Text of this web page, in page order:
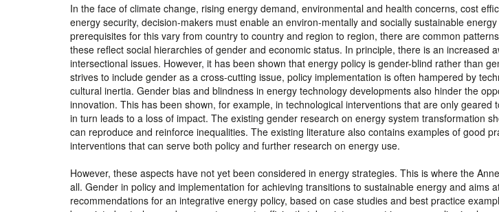
In the face of climate change, rising energy demand, environmental and health concerns, cost
energy security, decision-makers must enable an environ-mentally and socially sustainable
prerequisites for this vary from country to country and region to region, there are common
these reflect social hierarchies of gender and economic status. In principle, there is an increased
intersectional issues. However, it has been shown that energy policy is gender-blind rather than
strives to include gender as a cross-cutting issue, policy implementation is often hampered by
cultural inertia. Gender bias and blindness in energy technology developments also hinder the
innovation. This has been shown, for example, in technological interventions that are only geared
in turn leads to a loss of impact. The existing gender research on energy system transformation
can reproduce and reinforce inequalities. The existing literature also contains examples of good
interventions that can serve both policy and further research on energy use.
However, these aspects have not yet been considered in energy strategies. This is where the
all. Gender in policy and implementation for achieving transitions to sustainable energy and aims
recommendations for an integrative energy policy, based on case studies and best practice